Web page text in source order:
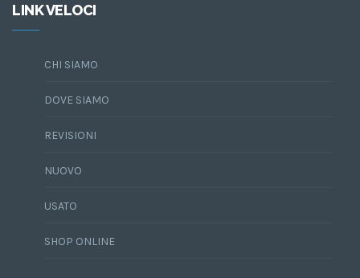
LINK VELOCI
CHI SIAMO
DOVE SIAMO
REVISIONI
NUOVO
USATO
SHOP ONLINE